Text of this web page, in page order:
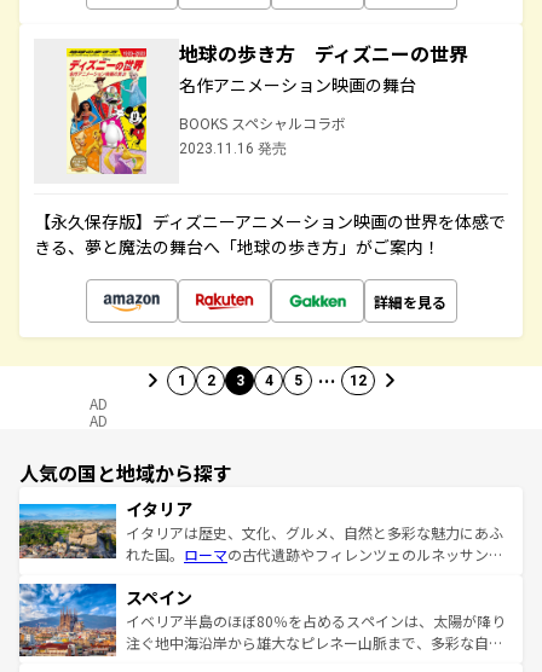
地球の歩き方 ディズニーの世界
名作アニメーション映画の舞台
BOOKS スペシャルコラボ
2023.11.16 発売
【永久保存版】ディズニーアニメーション映画の世界を体感で
きる、夢と魔法の舞台へ「地球の歩き方」がご案内！
詳細を見る
1 2 3 4 5 … 12
AD
AD
人気の国と地域から探す
イタリア
イタリアは歴史、文化、グルメ、自然と多彩な魅力にあふ
れた国。 ローマの古代遺跡やフィレンツェのルネッサンス
ろん、トスカーナの美しい田園風景やアマルフィ海岸の絶
景など、自然景観も見逃せない。観光の合間には、本場の
ピザやパスタなど、絶品のイタリア料理を堪能することも
スペイン
イベリア半島のほぼ80％を占めるスペインは、太陽が降り
注ぐ地中海沿岸から雄大なピレネー山脈まで、多彩な自然